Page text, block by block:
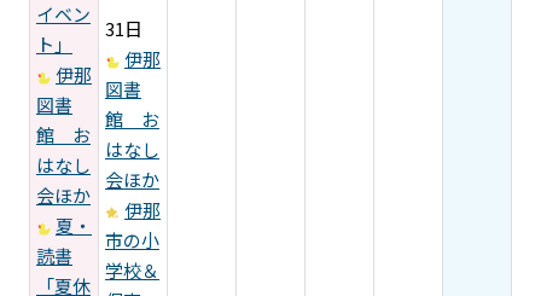
イベン
ト」
伊那
図書
館 お
はなし
会ほか
夏・
読書
「夏休
31日
伊那
図書
館 お
はなし
会ほか
伊那
市の小
学校＆